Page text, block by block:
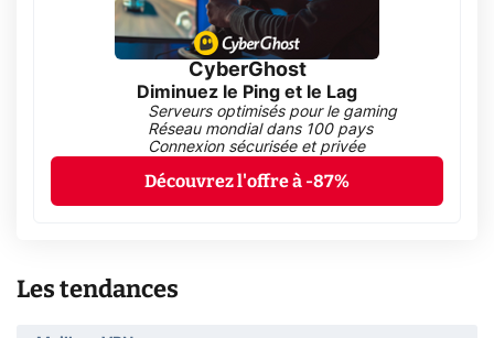
CyberGhost
Diminuez le Ping et le Lag
Serveurs optimisés pour le gaming
Réseau mondial dans 100 pays
Connexion sécurisée et privée
Découvrez l'offre à -87%
Les tendances